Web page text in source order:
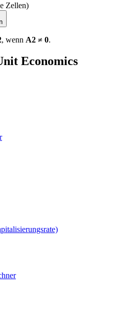
Zellen)
, wenn A2 ≠ 0.
Economics